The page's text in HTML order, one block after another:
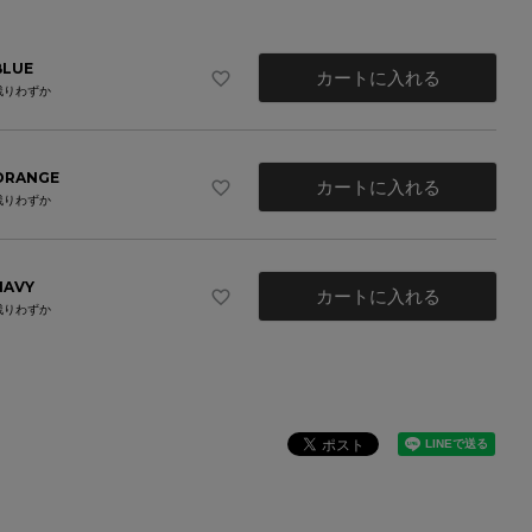
りわずか
カートに入れる
りわずか
カートに入れる
りわずか
カートに入れる